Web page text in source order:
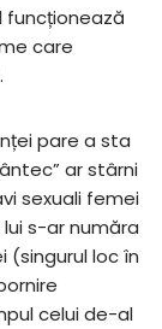
funcționează
care
pare a sta
ar stârni
sexuali femei
s-ar număra
(singurul loc în
celui de-al